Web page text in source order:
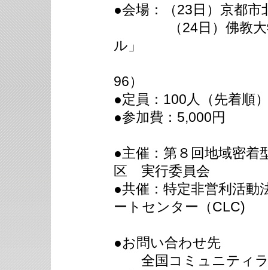
●会場：（23日）京都
（24日）佛教大学
ル」
96）
●定員：100人（先着順
●参加費：5,000円
●主催：第８回地域密着
区 実行委員会
●共催：特定非営利活
ートセンター（CLC)
●お問い合わせ先
全国コミュニティラ